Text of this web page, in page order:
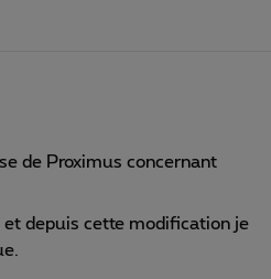
de Proximus concernant
et depuis cette modification je